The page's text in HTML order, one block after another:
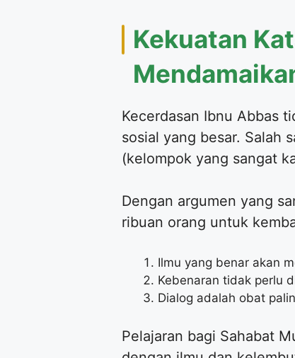
Kekuatan
Kecerdasan Ibnu Abbas
sosial yang besar. Salah
(kelompok yang sangat
Dengan argumen yang
ribuan orang untuk
Ilmu yang benar akan
Kebenaran tidak perlu
Dialog adalah obat
Pelajaran bagi Sahabat